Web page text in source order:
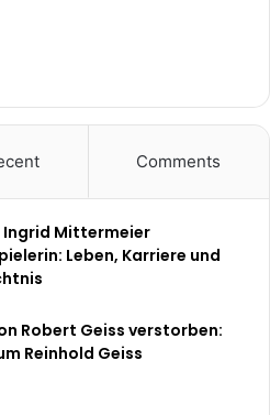
Comments
Ingrid Mittermeier
Leben, Karriere und
Robert Geiss verstorben:
Reinhold Geiss